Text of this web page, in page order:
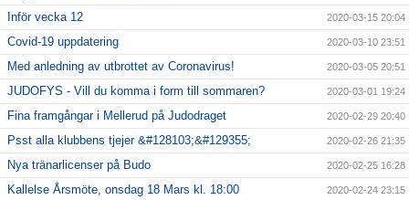
Inför vecka 12 2020-03-15 20:04
Covid-19 uppdatering 2020-03-10 23:51
Med anledning av utbrottet av Coronavirus! 2020-03-05 20:51
JUDOFYS - Vill du komma i form till sommaren? 2020-03-01 19:24
Fina framgångar i Mellerud på Judodraget 2020-02-29 20:40
Psst alla klubbens tjejer &#128103;&#129355; 2020-02-26 21:35
Nya tränarlicenser på Budo 2020-02-25 16:28
Kallelse Årsmöte, onsdag 18 Mars kl. 18:00 2020-02-24 23:15